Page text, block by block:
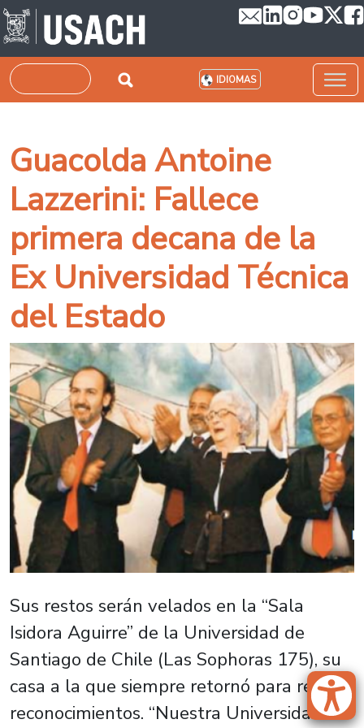
Pasar al contenido principal
Buscar IDIOMAS
Guacolda Antoine
Lazzerini: Fallece
primera decana de la
Ex Universidad Técnica
del Estado
Sus restos serán velados en la “Sala
Isidora Aguirre” de la Universidad de
Santiago de Chile (Las Sophoras 175), su
casa a la que siempre retornó para recibir
reconocimientos. “Nuestra Universidad